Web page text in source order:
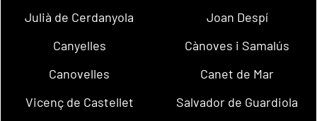
Julià de Cerdanyola
Joan Despí
Canyelles
Cànoves i Samalús
Canovelles
Canet de Mar
Vicenç de Castellet
Salvador de Guardiola